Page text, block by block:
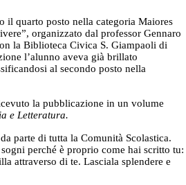
il quarto posto nella categoria Maiores
organizzato dal professor Gennaro
la Biblioteca Civica S. Giampaoli di
l’alunno aveva già brillato
al secondo posto nella
la pubblicazione in un volume
e Letteratura.
parte di tutta la Comunità Scolastica.
perché è proprio come hai scritto tu:
attraverso di te. Lasciala splendere e